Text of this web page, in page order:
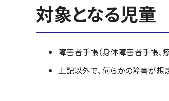
対象となる児童
障害者手帳（身体障害者手帳
上記以外で、何らかの障害が